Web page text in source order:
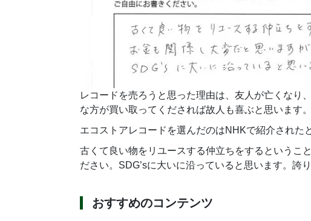
レコードを売ろうと思った理由は、友人が亡くなり
な方が買い取ってくだされば故人も喜ぶと思います。
エコストアレコードを選んだのはNHKで紹介された
古くて良い物をリユースする仲立ちをするというこ
ださい。SDG’sに大いに沿っていると思います。誇
おすすめのコンテンツ